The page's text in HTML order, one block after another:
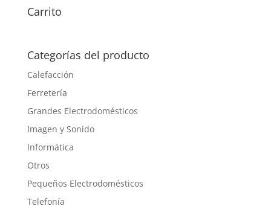
Carrito
Categorías del producto
Calefacción
Ferretería
Grandes Electrodomésticos
Imagen y Sonido
Informática
Otros
Pequeños Electrodomésticos
Telefonía